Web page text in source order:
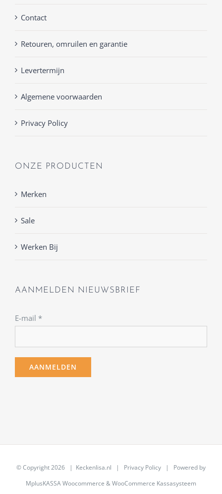
Contact
Retouren, omruilen en garantie
Levertermijn
Algemene voorwaarden
Privacy Policy
ONZE PRODUCTEN
Merken
Sale
Werken Bij
AANMELDEN NIEUWSBRIEF
E-mail *
© Copyright2026 | Keckenlisa.nl | Privacy Policy | Powered by
MplusKASSA Woocommerce &WooCommerce Kassasysteem